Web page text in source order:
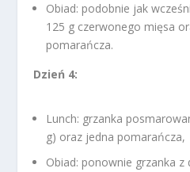
Obiad: podobnie jak
125 g czerwonego mięsa
pomarańcza.
Dzień 4:
Lunch: grzanka
g) oraz jedna pomarańcza,
Obiad: ponownie grzanka